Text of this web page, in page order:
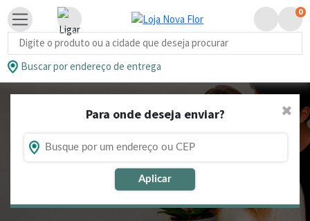
Busca de produtos
0
Buscar por endereço de entrega
Para onde deseja enviar?
Aplicar
✖